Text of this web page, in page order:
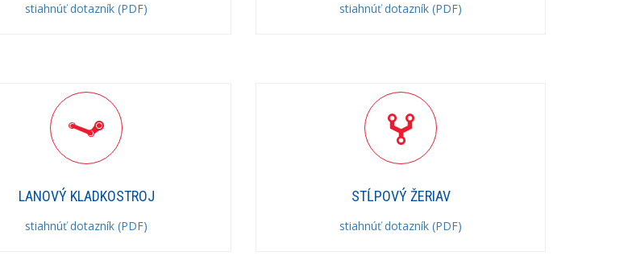
stiahnúť dotazník (PDF) stiahnúť dotazník (PDF)
LANOVÝ KLADKOSTROJ
stiahnúť dotazník (PDF)
STĹPOVÝ ŽERIAV
stiahnúť dotazník (PDF)